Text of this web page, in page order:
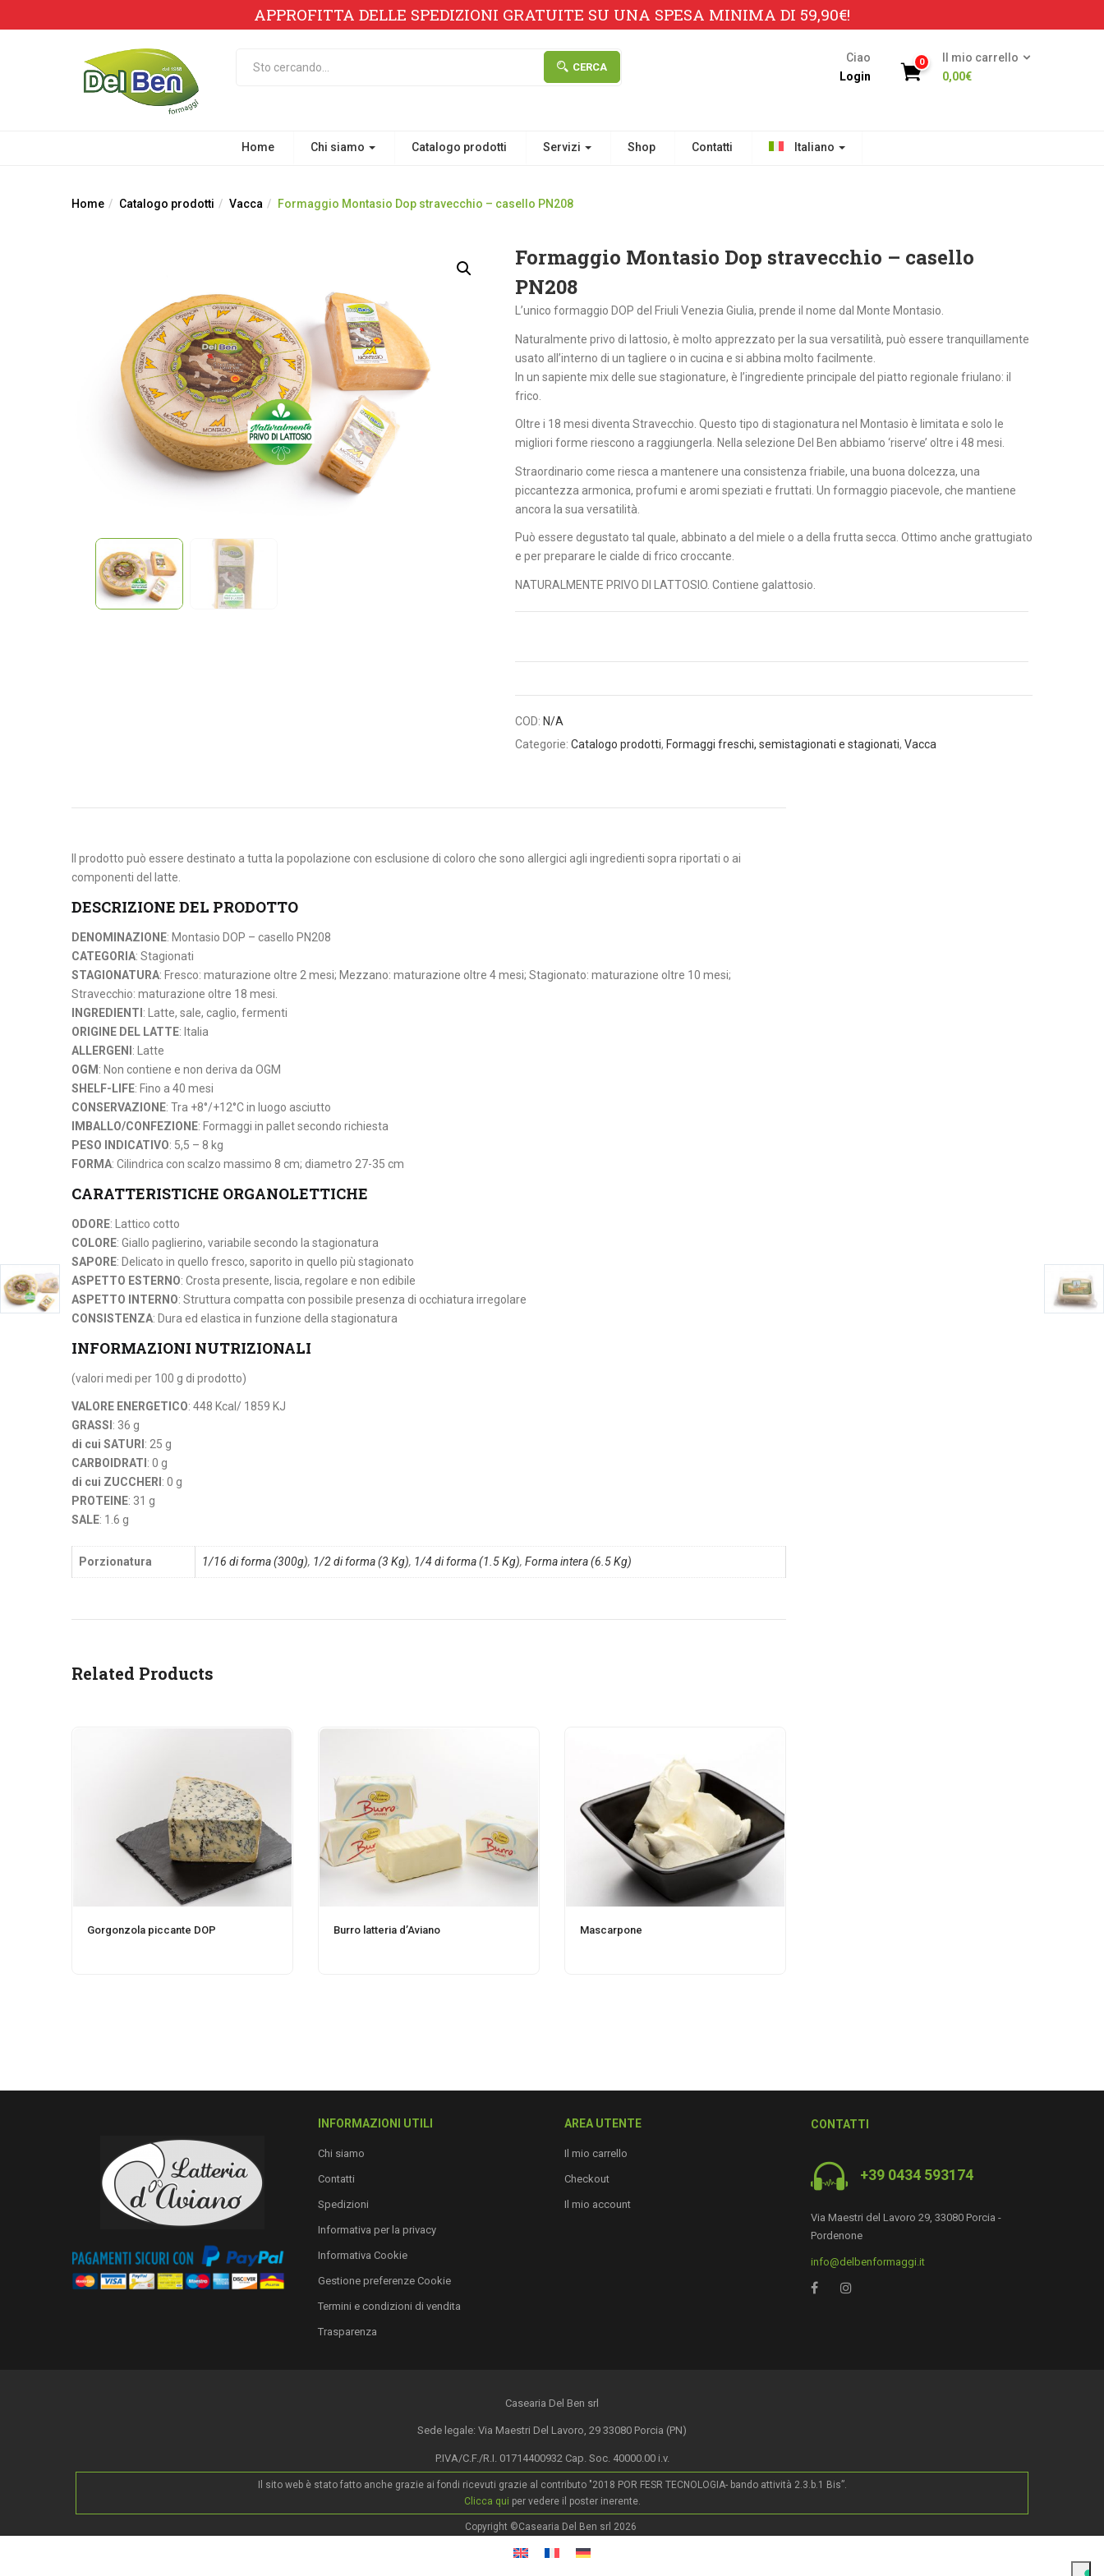
APPROFITTA DELLE SPEDIZIONI GRATUITE SU UNA SPESA MINIMA DI 59,90€!
CERCA
Ciao
Login
0
Il mio carrello
0,00€
Home Chi siamo Catalogo prodotti Servizi Shop Contatti Italiano
Home Catalogo prodotti Vacca Formaggio Montasio Dop stravecchio – casello PN208
Formaggio Montasio Dop stravecchio – casello
PN208
L’unico formaggio DOP del Friuli Venezia Giulia, prende il nome dal Monte Montasio.
Naturalmente privo di lattosio, è molto apprezzato per la sua versatilità, può essere tranquillamente
usato all’interno di un tagliere o in cucina e si abbina molto facilmente.
In un sapiente mix delle sue stagionature, è l’ingrediente principale del piatto regionale friulano: il
frico.
Oltre i 18 mesi diventa Stravecchio. Questo tipo di stagionatura nel Montasio è limitata e solo le
migliori forme riescono a raggiungerla. Nella selezione Del Ben abbiamo ‘riserve’ oltre i 48 mesi.
Straordinario come riesca a mantenere una consistenza friabile, una buona dolcezza, una
piccantezza armonica, profumi e aromi speziati e fruttati. Un formaggio piacevole, che mantiene
ancora la sua versatilità.
Può essere degustato tal quale, abbinato a del miele o a della frutta secca. Ottimo anche grattugiato
e per preparare le cialde di frico croccante.
NATURALMENTE PRIVO DI LATTOSIO. Contiene galattosio.
COD: N/A
Categorie: Catalogo prodotti, Formaggi freschi, semistagionati e stagionati, Vacca
Il prodotto può essere destinato a tutta la popolazione con esclusione di coloro che sono allergici agli ingredienti sopra riportati o ai
componenti del latte.
DESCRIZIONE DEL PRODOTTO
DENOMINAZIONE: Montasio DOP – casello PN208
CATEGORIA: Stagionati
STAGIONATURA: Fresco: maturazione oltre 2 mesi; Mezzano: maturazione oltre 4 mesi; Stagionato: maturazione oltre 10 mesi;
Stravecchio: maturazione oltre 18 mesi.
INGREDIENTI: Latte, sale, caglio, fermenti
ORIGINE DEL LATTE: Italia
ALLERGENI: Latte
OGM: Non contiene e non deriva da OGM
SHELF-LIFE: Fino a 40 mesi
CONSERVAZIONE: Tra +8°/+12°C in luogo asciutto
IMBALLO/CONFEZIONE: Formaggi in pallet secondo richiesta
PESO INDICATIVO: 5,5 – 8 kg
FORMA: Cilindrica con scalzo massimo 8 cm; diametro 27-35 cm
CARATTERISTICHE ORGANOLETTICHE
ODORE: Lattico cotto
COLORE: Giallo paglierino, variabile secondo la stagionatura
SAPORE: Delicato in quello fresco, saporito in quello più stagionato
ASPETTO ESTERNO: Crosta presente, liscia, regolare e non edibile
ASPETTO INTERNO: Struttura compatta con possibile presenza di occhiatura irregolare
CONSISTENZA: Dura ed elastica in funzione della stagionatura
INFORMAZIONI NUTRIZIONALI
(valori medi per 100 g di prodotto)
VALORE ENERGETICO: 448 Kcal/ 1859 KJ
GRASSI : 36 g
di cui SATURI : 25 g
CARBOIDRATI : 0 g
di cui ZUCCHERI : 0 g
PROTEINE: 31 g
SALE: 1.6 g
Porzionatura 1/16 di forma (300g), 1/2 di forma (3 Kg), 1/4 di forma (1.5 Kg), Forma intera (6.5 Kg)
Related Products
Gorgonzola piccante DOP Burro latteria d’Aviano Mascarpone
INFORMAZIONI UTILI
Chi siamo
Contatti
Spedizioni
Informativa per la privacy
Informativa Cookie
Gestione preferenze Cookie
Termini e condizioni di vendita
Trasparenza
AREA UTENTE
Il mio carrello
Checkout
Il mio account
CONTATTI
+39 0434 593174
Via Maestri del Lavoro 29, 33080 Porcia -
Pordenone
info@delbenformaggi.it
Casearia Del Ben srl
Sede legale: Via Maestri Del Lavoro, 29 33080 Porcia (PN)
P.IVA/C.F./R.I. 01714400932 Cap. Soc. 40000.00 i.v.
Il sito web è stato fatto anche grazie ai fondi ricevuti grazie al contributo "2018 POR FESR TECNOLOGIA- bando attività 2.3.b.1 Bis”.
Clicca qui per vedere il poster inerente.
Copyright ©Casearia Del Ben srl 2026